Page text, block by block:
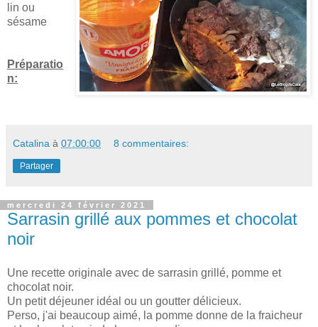
lin ou
sésame
Préparatio
n:
Catalina à 07:00:00 8 commentaires:
Partager
mercredi 24 février 2021
Sarrasin grillé aux pommes et chocolat
noir
Une recette originale avec de sarrasin grillé, pomme et
chocolat noir.
Un petit déjeuner idéal ou un goutter délicieux.
Perso, j'ai beaucoup aimé, la pomme donne de la fraicheur